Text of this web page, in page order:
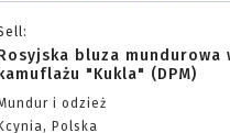
bluza mundurowa
kamuflażu "Kukla" (DPM)
i odzież
Kcynia, Polska